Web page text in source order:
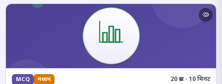
MCQ मध्यम 20 प्रश्न · 10 मिनट